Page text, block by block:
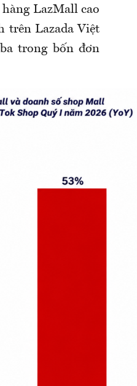
LazMall cao
trên Lazada Việt
trong bốn đơn